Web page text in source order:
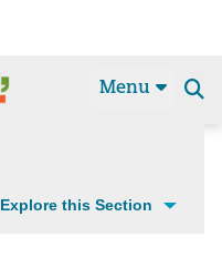
Menu
Explore this Section